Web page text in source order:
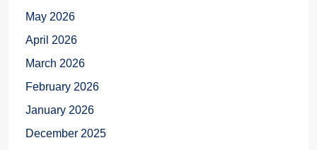
May 2026
April 2026
March 2026
February 2026
January 2026
December 2025